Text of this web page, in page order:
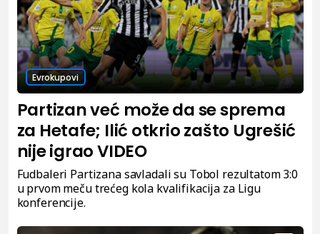
Evrokupovi
Partizan već može da se sprema
za Hetafe; Ilić otkrio zašto Ugrešić
nije igrao VIDEO
Fudbaleri Partizana savladali su Tobol rezultatom 3:0
u prvom meču trećeg kola kvalifikacija za Ligu
konferencije.